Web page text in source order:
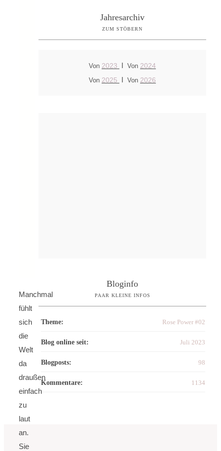
Manchmal
fühlt
sich
die
Welt
da
draußen
einfach
zu
laut
an.
Sie
Jahresarchiv
ZUM STÖBERN
Von 2023 I Von 2024
Von 2025 I Von 2026
Bloginfo
PAAR KLEINE INFOS
Theme: Rose Power #02
Blog online seit: Juli 2023
Blogposts: 98
Kommentare: 1134